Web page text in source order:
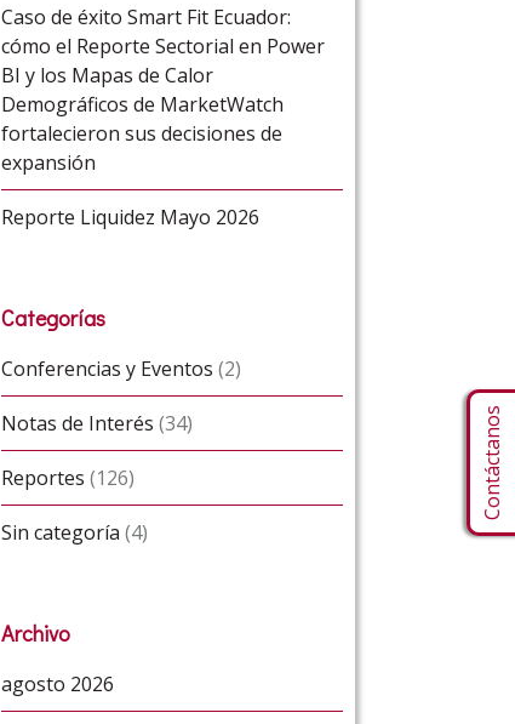
Caso de éxito Smart Fit Ecuador:
cómo el Reporte Sectorial en Power
BI y los Mapas de Calor
Demográficos de MarketWatch
fortalecieron sus decisiones de
expansión
Reporte Liquidez Mayo 2026
Categorías
Conferencias y Eventos (2)
Notas de Interés (34)
Reportes (126)
Sin categoría (4)
Archivo
agosto 2026
Contáctanos